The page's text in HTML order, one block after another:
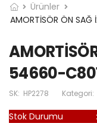
Ürünler
AMORTİSÖR ÖN
54660-
SK: HP2278 Kategori:
Stok Durumu :